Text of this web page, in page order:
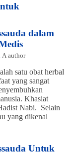
dalam
A author
satu obat herbal
yang sangat
Khasiat
Nabi. Selain
yang dikenal
Untuk